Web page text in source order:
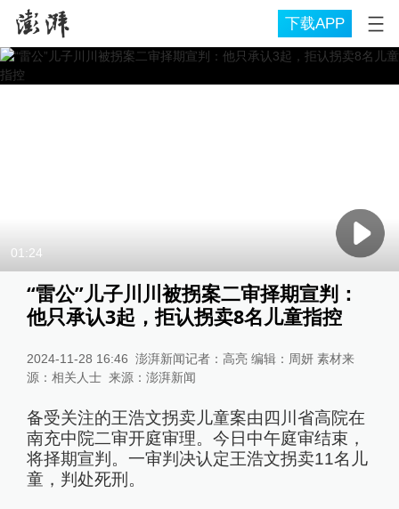
下载APP
01:24
“雷公”儿子川川被拐案二审择期宣判：
他只承认3起，拒认拐卖8名儿童指控
2024-11-28 16:46 澎湃新闻记者：高亮 编辑：周妍 素材来
源：相关人士 来源： 澎湃新闻
备受关注的王浩文拐卖儿童案由四川省高院在
南充中院二审开庭审理。今日中午庭审结束，
将择期宣判。一审判决认定王浩文拐卖11名儿
童，判处死刑。